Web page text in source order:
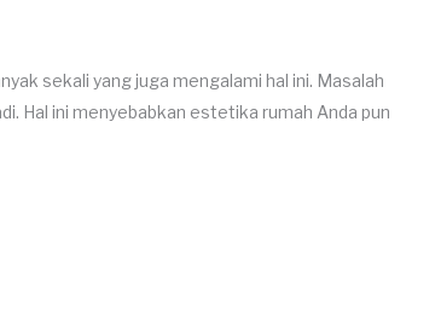
sekali yang juga mengalami hal ini. Masalah
Hal ini menyebabkan estetika rumah Anda pun